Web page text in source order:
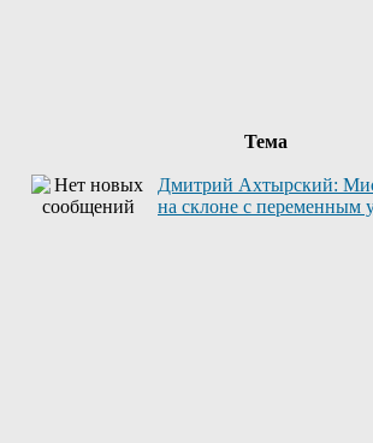
Тема
Дмитрий Ахтырский:
на склоне с переменным